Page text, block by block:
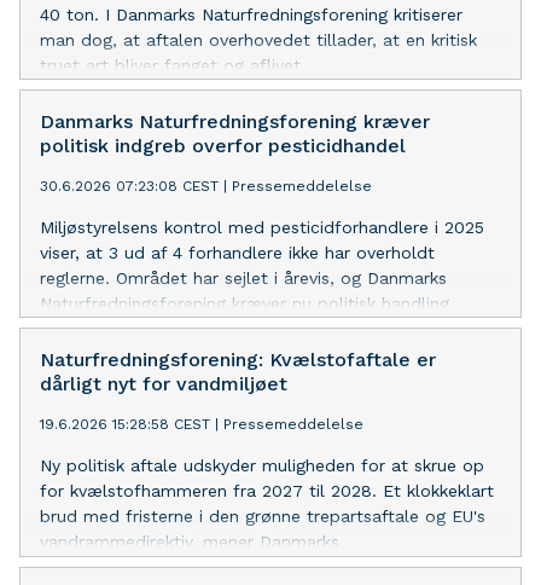
40 ton. I Danmarks Naturfredningsforening kritiserer
man dog, at aftalen overhovedet tillader, at en kritisk
truet art bliver fanget og aflivet.
Danmarks Naturfredningsforening kræver
politisk indgreb overfor pesticidhandel
30.6.2026 07:23:08 CEST | Pressemeddelelse
Miljøstyrelsens kontrol med pesticidforhandlere i 2025
viser, at 3 ud af 4 forhandlere ikke har overholdt
reglerne. Området har sejlet i årevis, og Danmarks
Naturfredningsforening kræver nu politisk handling.
Naturfredningsforening: Kvælstofaftale er
dårligt nyt for vandmiljøet
19.6.2026 15:28:58 CEST | Pressemeddelelse
Ny politisk aftale udskyder muligheden for at skrue op
for kvælstofhammeren fra 2027 til 2028. Et klokkeklart
brud med fristerne i den grønne trepartsaftale og EU's
vandrammedirektiv, mener Danmarks
Naturfredningsforening.